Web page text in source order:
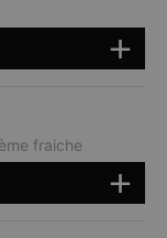
fraiche